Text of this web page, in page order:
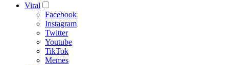
Viral
Facebook
Instagram
Twitter
Youtube
TikTok
Memes